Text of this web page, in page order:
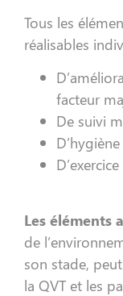
Tous les
réalisables
facteur
De suivi
Les éléments
de
son stade,
la QVT et les